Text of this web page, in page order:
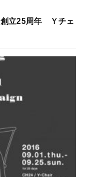
立25周年 Ｙチェ